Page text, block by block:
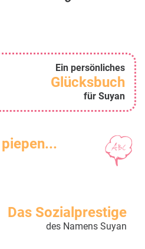
Ein persönliches
Glücksbuch
für Suyan
Das Sozialprestige
des Namens Suyan